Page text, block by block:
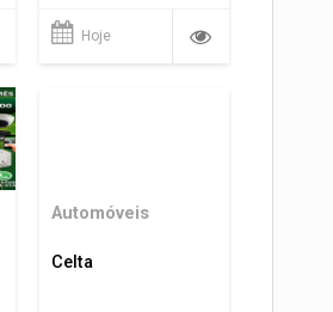
Hoje
Automóveis
Celta